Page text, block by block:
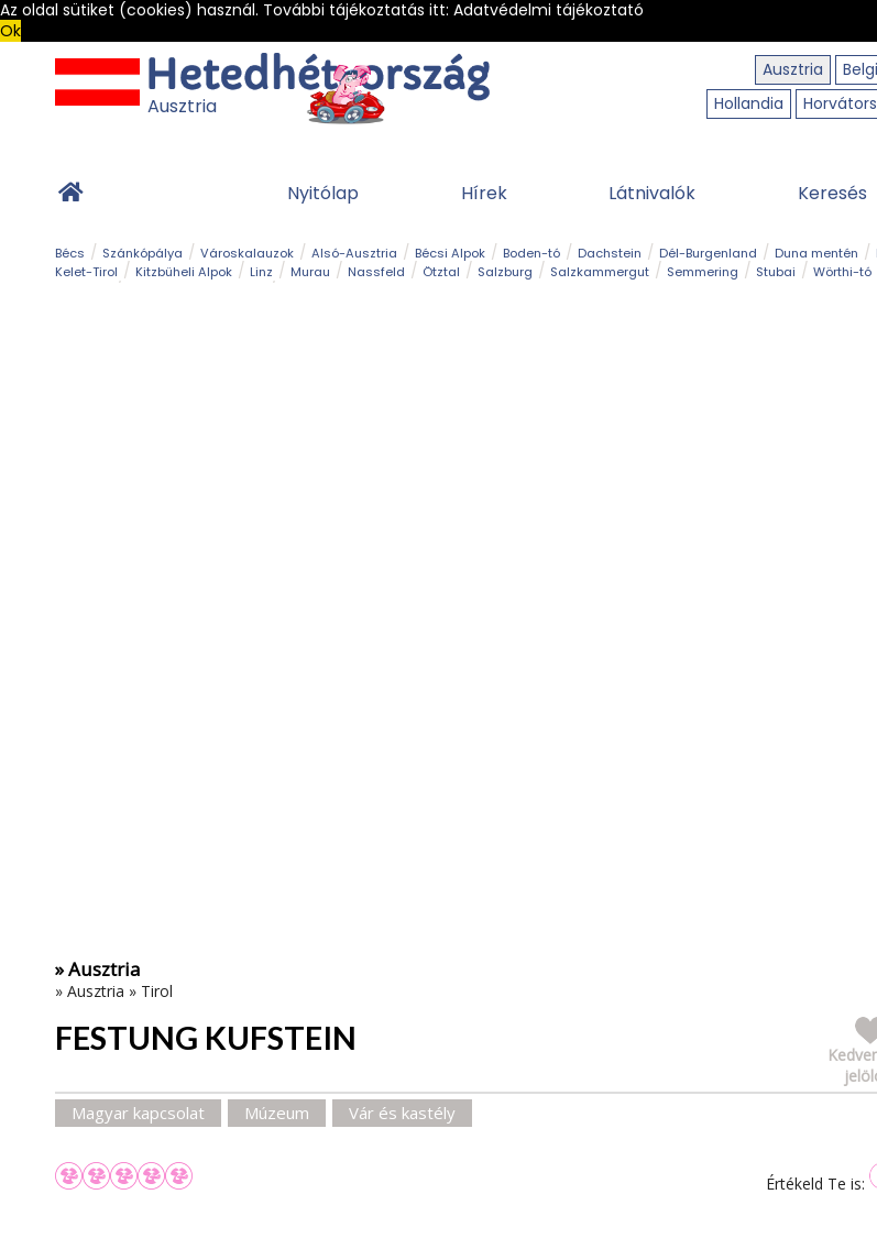
Az oldal sütiket (cookies) használ. További tájékoztatás itt: Adatvédelmi tájékoztató
Ok
Ausztria
Hollandia
Ausztria
Nyitólap Hírek Látnivalók Keresés
Bécs Szánkópálya Városkalauzok Alsó-Ausztria Bécsi Alpok Boden-tó Dachstein Dél-Burgenland Duna mentén
Kelet-Tirol
Kitzbüheli Alpok Linz Murau Nassfeld Ötztal Salzburg Salzkammergut Semmering Stubai Wörthi-tó
» Ausztria
» Ausztria » Tirol
FESTUNG KUFSTEIN
Magyar kapcsolat Múzeum Vár és kastély
Értékeld Te is: